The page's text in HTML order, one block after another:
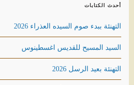
أحدث الكتابات
التهنئة ببدء صوم السيده العذراء 2026
السيد المسيح للقديس اغسطينوس
التهنئة بعيد الرسل 2026